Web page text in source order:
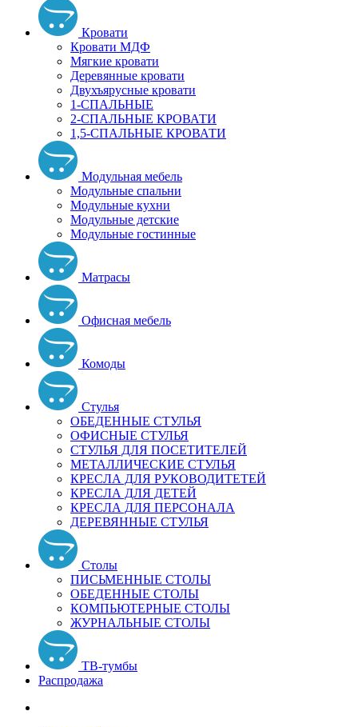
Кровати
Кровати МДФ
Мягкие кровати
Деревянные кровати
Двухъярусные кровати
1-СПАЛЬНЫЕ
2-СПАЛЬНЫЕ КРОВАТИ
1,5-СПАЛЬНЫЕ КРОВАТИ
Модульная мебель
Модульные спальни
Модульные кухни
Модульные детские
Модульные гостинные
Матрасы
Офисная мебель
Комоды
Стулья
ОБЕДЕННЫЕ СТУЛЬЯ
ОФИСНЫЕ СТУЛЬЯ
СТУЛЬЯ ДЛЯ ПОСЕТИТЕЛЕЙ
МЕТАЛЛИЧЕСКИЕ СТУЛЬЯ
КРЕСЛА ДЛЯ РУКОВОДИТЕТЕЙ
КРЕСЛА ДЛЯ ДЕТЕЙ
КРЕСЛА ДЛЯ ПЕРСОНАЛА
ДЕРЕВЯННЫЕ СТУЛЬЯ
Столы
ПИСЬМЕННЫЕ СТОЛЫ
ОБЕДЕННЫЕ СТОЛЫ
КОМПЬЮТЕРНЫЕ СТОЛЫ
ЖУРНАЛЬНЫЕ СТОЛЫ
ТВ-тумбы
Распродажа